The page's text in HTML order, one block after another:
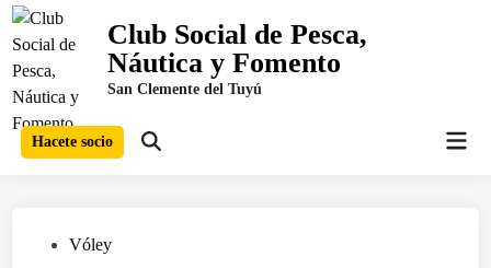
Saltar
contenido
Club Social de Pesca,
Náutica y Fomento
San Clemente del Tuyú
Hacete socio
Abrir
Publicado
Vóley